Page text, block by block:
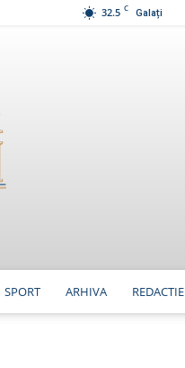
32.5 C Galați
SPORT ARHIVA REDACTIE